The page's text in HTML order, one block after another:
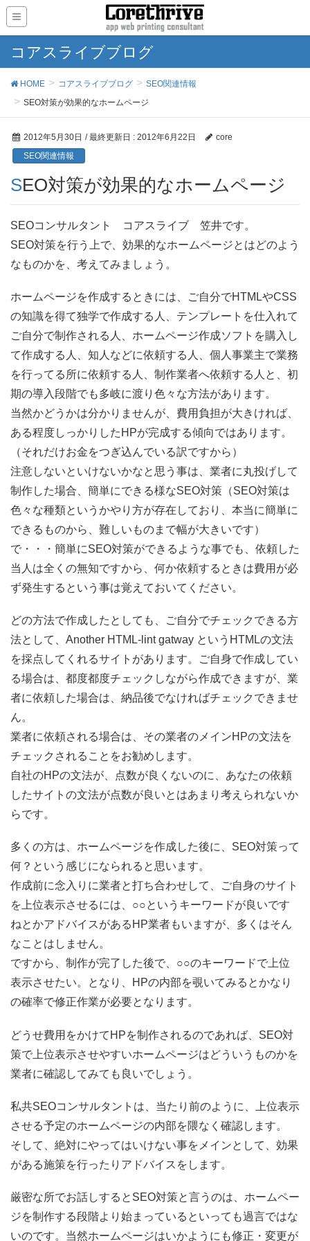
コアスライブブログ
HOME コアスライブブログ
SEO関連情報
SEO対策が効果的なホームページ
2012年5月30日 / 最終更新日 : 2012年6月22日
core
SEO関連情報
SEO対策が効果的なホームページ
SEOコンサルタント コアスライブ 笠井です。
SEO対策を行う上で、効果的なホームページとはどのよう
なものかを、考えてみましょう。
ホームページを作成するときには、ご自分でHTMLやCSS
の知識を得て独学で作成する人、テンプレートを仕入れて
ご自分で制作される人、ホームページ作成ソフトを購入し
て作成する人、知人などに依頼する人、個人事業主で業務
を行ってる所に依頼する人、制作業者へ依頼する人と、初
期の導入段階でも多岐に渡り色々な方法があります。
当然かどうかは分かりませんが、費用負担が大きければ、
ある程度しっかりしたHPが完成する傾向ではあります。
（それだけお金をつぎ込んでいる訳ですから）
注意しないといけないかなと思う事は、業者に丸投げして
制作した場合、簡単にできる様なSEO対策（SEO対策は
色々な種類というかやり方が存在しており、本当に簡単に
できるものから、難しいものまで幅が大きいです）
で・・・簡単にSEO対策ができるような事でも、依頼した
当人は全くの無知ですから、何か依頼するときは費用が必
ず発生するという事は覚えておいてください。
どの方法で作成したとしても、ご自分でチェックできる方
法として、Another HTML-lint gatway というHTMLの文法
を採点してくれるサイトがあります。ご自身で作成してい
る場合は、都度都度チェックしながら作成できますが、業
者に依頼した場合は、納品後でなければチェックできませ
ん。
業者に依頼される場合は、その業者のメインHPの文法を
チェックされることをお勧めします。
自社のHPの文法が、点数が良くないのに、あなたの依頼
したサイトの文法が点数が良いとはあまり考えられないか
らです。
多くの方は、ホームページを作成した後に、SEO対策って
何？という感じになられると思います。
作成前に念入りに業者と打ち合わせして、ご自身のサイト
を上位表示させるには、○○というキーワードが良いです
ねとかアドバイスがあるHP業者もいますが、多くはそん
なことはしません。
ですから、制作が完了した後で、○○のキーワードで上位
表示させたい。となり、HPの内部を覗いてみるとかなり
の確率で修正作業が必要となります。
どうせ費用をかけてHPを制作されるのであれば、SEO対
策で上位表示させやすいホームページはどういうものかを
業者に確認してみても良いでしょう。
私共SEOコンサルタントは、当たり前のように、上位表示
させる予定のホームページの内部を隈なく確認します。
そして、絶対にやってはいけない事をメインとして、効果
がある施策を行ったりアドバイスをします。
厳密な所でお話しするとSEO対策と言うのは、ホームペー
ジを制作する段階より始まっているといっても過言ではな
いのです。当然ホームページはいかようにも修正・変更が